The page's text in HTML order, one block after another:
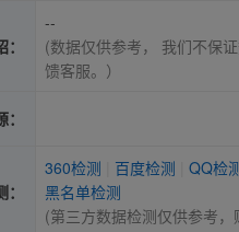
--
(数据仅供参考， 我们不保
馈客服。）
360检测 百度检测
QQ检
黑名单检测
(第三方数据检测仅供参考